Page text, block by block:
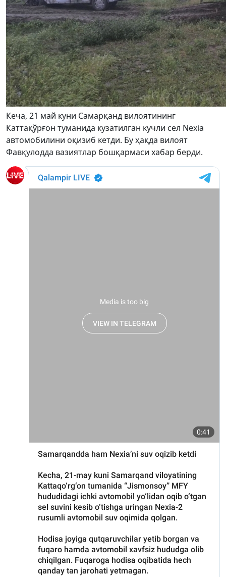
Кеча, 21 май куни Самарқанд вилоятининг
Каттақўрғон туманида кузатилган кучли сел Nexia
автомобилини оқизиб кетди. Бу ҳақда вилоят
Фавқулодда вазиятлар бошқармаси хабар берди.